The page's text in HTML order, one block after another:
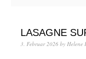
LASAGNE
3. Februar 2026 by Helene